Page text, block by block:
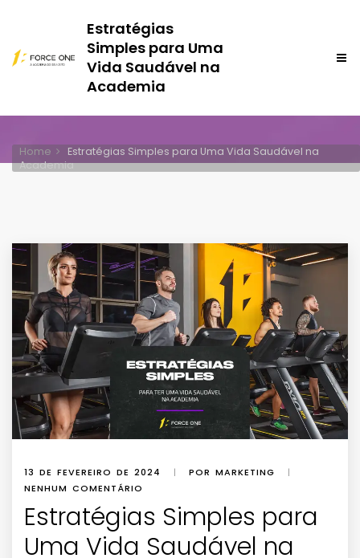
Estratégias
Simples para Uma
Vida Saudável na
Academia
Home
Estratégias Simples para Uma Vida Saudável na
Academia
13 DE FEVEREIRO DE 2024 | POR MARKETING
|
NENHUM COMENTÁRIO
Estratégias Simples para
Uma Vida Saudável na